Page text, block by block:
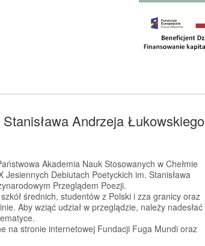
Andrzeja Łukowskiego
Akademia Nauk Stosowanych w Chełmie
Debiutach Poetyckich im. Stanisława
Przeglądem Poezji.
średnich, studentów z Polski i zza granicy oraz
Aby wziąć udział w przeglądzie, należy nadesłać
na stronie internetowej Fundacji Fuga Mundi oraz